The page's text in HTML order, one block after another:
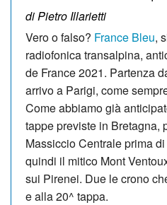
di Pietro Illarietti
Vero o falso? France Bleu,
radiofonica transalpina,
de France 2021. Partenza
arrivo a Parigi, come
Come abbiamo già
tappe previste in Bretagna,
Massiccio Centrale prima
quindi il mitico Mont
sui Pirenei. Due le crono
e alla 20^ tappa.